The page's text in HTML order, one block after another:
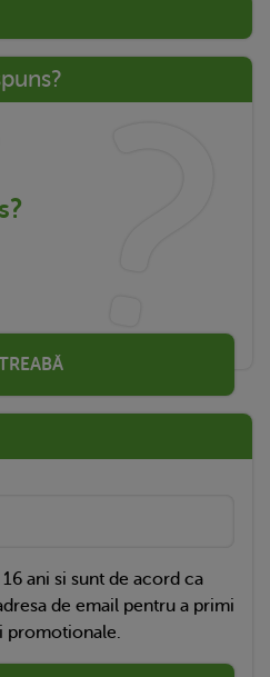
ani si sunt de acord ca
de email pentru a primi
promotionale.